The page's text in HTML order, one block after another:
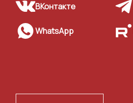
ВКонтакте
WhatsApp